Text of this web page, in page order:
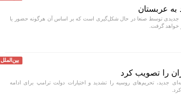
به عربستان
جدیدی توسط صنعا در حال شکل‌گیری است که بر اساس آن هرگونه حضور یا
خواهد گرفت.
بین‌الملل
را تصویب کرد
جدید، تحریم‌های روسیه را تشدید و اختیارات دولت ترامپ برای ادامه